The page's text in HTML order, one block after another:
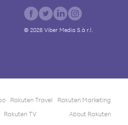
© 2026Viber Media S.à r.l.
Rakuten Travel
Rakuten Marketing
Rakuten TV About Rakuten